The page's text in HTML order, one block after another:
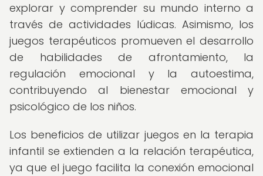
explorar y comprender su mundo interno a
través de actividades lúdicas. Asimismo, los
juegos terapéuticos promueven el desarrollo
de habilidades de afrontamiento, la
regulación emocional y la autoestima,
contribuyendo al bienestar emocional y
psicológico de los niños.
Los beneficios de utilizar juegos en la terapia
infantil se extienden a la relación terapéutica,
ya que el juego facilita la conexión emocional